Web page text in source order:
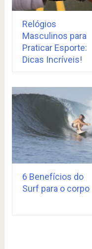
Relógios
Masculinos para
Praticar Esporte:
Dicas Incríveis!
6 Benefícios do
Surf para o corpo